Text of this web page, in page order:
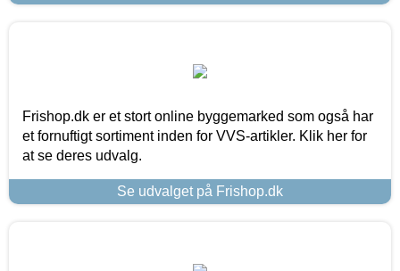
Frishop.dk er et stort online byggemarked som også har
et fornuftigt sortiment inden for VVS-artikler. Klik her for
at se deres udvalg.
Se udvalget på Frishop.dk